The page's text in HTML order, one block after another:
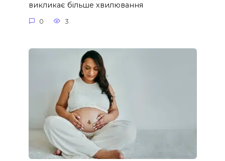
викликає більше хвилювання
0 3